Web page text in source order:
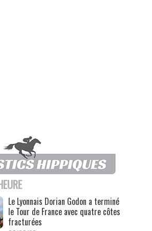
Le Lyonnais Dorian Godon a terminé
le Tour de France avec quatre côtes
fracturées